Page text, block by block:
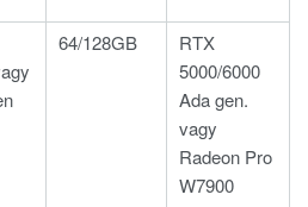
64/128GB
RTX
5000/6000
Ada gen.
vagy
Radeon Pro
W7900